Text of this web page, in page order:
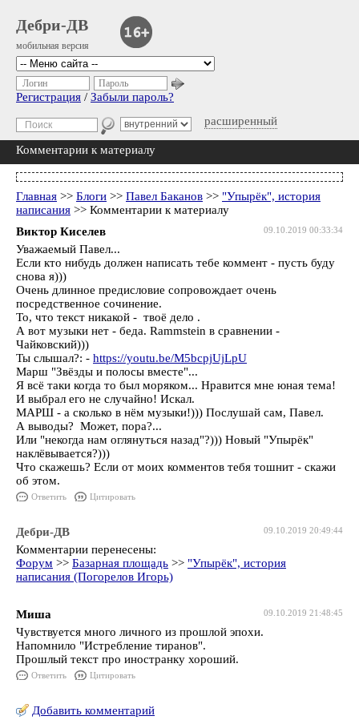
Дебри-ДВ
мобильная версия
расширенный
Логин Пароль
Регистрация / Забыли пароль?
Комментарии к материалу
Главная >> Блоги >> Павел Баканов >> "Упырёк", история
написания >> Комментарии к материалу
09.10.2019 00:33:34
Виктор Киселев
Уважаемый Павел...
Если кто нибудь должен написать тебе коммент - пусть буду
снова я)))
Очень длинное предисловие сопровождает очень
посредственное сочинение.
То, что текст никакой - твоё дело .
А вот музыки нет - беда. Rammstein в сравнении -
Чайковский)))
Ты слышал?: - https://youtu.be/M5bcpjUjLpU
Марш "Звёзды и полосы вместе"...
Я всё таки когда то был моряком... Нравится мне юная тема!
И выбрал его не случайно! Искал.
МАРШ - а сколько в нём музыки!))) Послушай сам, Павел.
А выводы? Может, пора?...
Или "некогда нам оглянуться назад"?))) Новый "Упырёк"
наклёвывается?)))
Что скажешь? Если от моих комментов тебя тошнит - скажи
об этом.
Ответить Цитировать
09.10.2019 20:49:44
Дебри-ДВ
Комментарии перенесены:
Форум >> Базарная площадь >> "Упырёк", история
написания (Погорелов Игорь)
09.10.2019 21:48:45
Миша
Чувствуется много личного из прошлой эпохи.
Напомнило "Истребление тиранов".
Прошлый текст про иностранку хороший.
Ответить Цитировать
Добавить комментарий